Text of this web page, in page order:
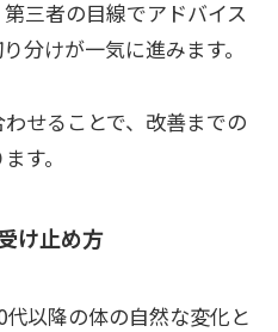
三者の目線でアドバイス
分けが一気に進みます。
せることで、改善までの
す。
け止め方
以降の体の自然な変化と